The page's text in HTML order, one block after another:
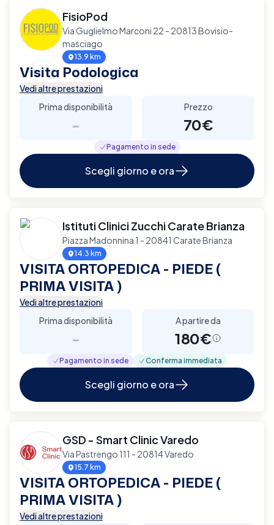
FisioPod
Via Guglielmo Marconi 22 - 20813 Bovisio-
masciago
13.9 km
Visita Podologica
Vedi altre prestazioni
Prima disponibilità
-
Prezzo
70€
Pagamento in sede
Scegli giorno e ora
Istituti Clinici Zucchi Carate Brianza
Piazza Madonnina 1 - 20841 Carate Brianza
14.3 km
VISITA ORTOPEDICA - PIEDE (
PRIMA VISITA )
Vedi altre prestazioni
Prima disponibilità
-
A partire da
180€
Pagamento in sede Conferma immediata
Scegli giorno e ora
GSD - Smart Clinic Varedo
Via Pastrengo 111 - 20814 Varedo
15.7 km
VISITA ORTOPEDICA - PIEDE (
PRIMA VISITA )
Vedi altre prestazioni